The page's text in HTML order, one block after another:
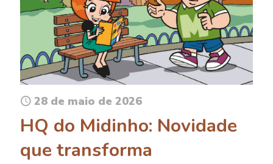
28 de maio de 2026
HQ do Midinho: Novidade
que transforma